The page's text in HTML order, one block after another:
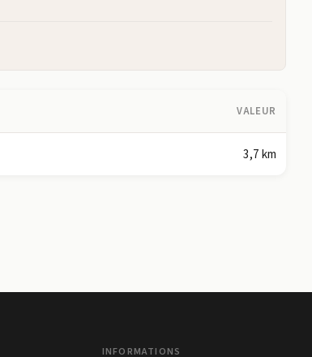
VALEUR
3,7 km
INFORMATIONS